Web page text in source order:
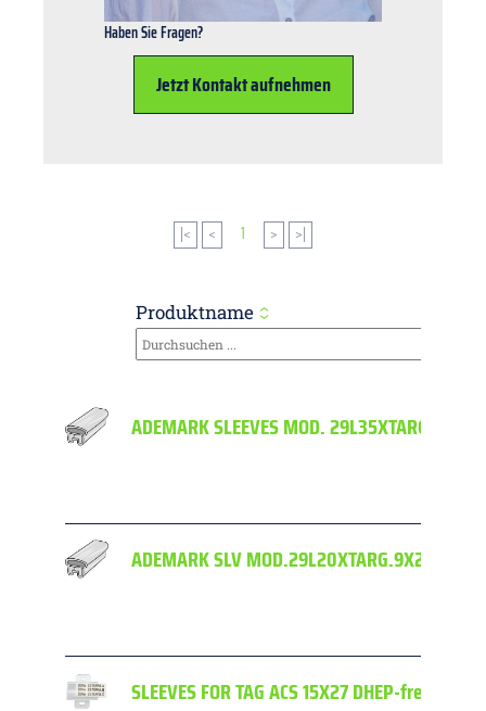
Haben Sie Fragen?
Jetzt Kontakt aufnehmen
|< < 1 > >|
Produktname
ADEMARK SLEEVES MOD. 29L35XTARG. 9X35
ADEMARK SLV MOD.29L20XTARG.9X20 No
SLEEVES FOR TAG ACS 15X27 DHEP-free